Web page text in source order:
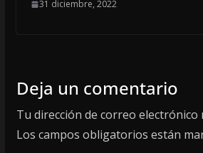
31 diciembre, 2022
Deja un comentario
Tu dirección de correo electrónico
Los campos obligatorios están